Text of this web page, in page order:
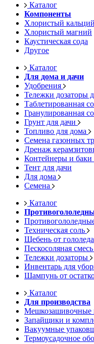
Каталог
Компоненты
Хлористый кальций
Хлористый магний
Каустическая сода
Другое
Каталог
Для дома и дачи
Удобрения
Тележки дозаторы
Таблетированная
Гранулированная
Грунт для дачи
Топливо для дома
Семена газонных
Дренаж
Контейнеры и
Тент для дачи
Для дома
Семена
Каталог
Техническая соль
Щебень от гололеда
Пескосоляная
Тележки дозаторы
Инвентарь для
Шампунь от
Каталог
Для производства
Мешкозашивочные
Запайщики и
Вакуумные
Термоусадочное